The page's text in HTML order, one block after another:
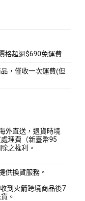
格超過$690免運費
，僅收一次運費(但
外直送，退貨時境
理費（新臺幣95
之權利。
供換貨服務。
到火箭跨境商品後7
。